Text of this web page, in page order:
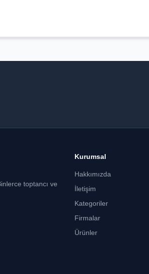
toptancı ve
Kurumsal
Hakkımızda
İletişim
Kategoriler
Firmalar
Ürünler